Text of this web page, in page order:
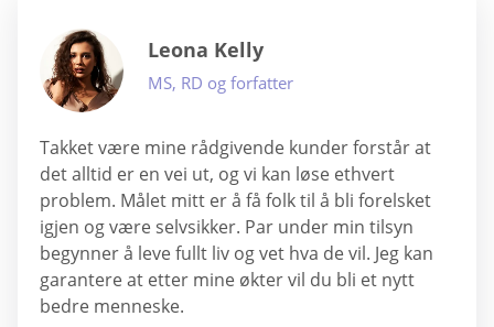
Leona Kelly
MS, RD og forfatter
Takket være mine rådgivende kunder forstår at
det alltid er en vei ut, og vi kan løse ethvert
problem. Målet mitt er å få folk til å bli forelsket
igjen og være selvsikker. Par under min tilsyn
begynner å leve fullt liv og vet hva de vil. Jeg kan
garantere at etter mine økter vil du bli et nytt
bedre menneske.